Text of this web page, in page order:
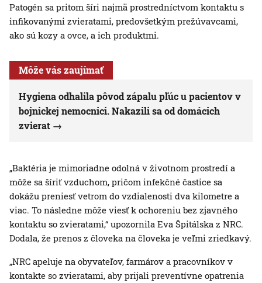
Patogén sa pritom šíri najmä prostredníctvom kontaktu s
infikovanými zvieratami, predovšetkým prežúvavcami,
ako sú kozy a ovce, a ich produktmi.
Môže vás zaujímať
Hygiena odhalila pôvod zápalu pľúc u pacientov v
bojnickej nemocnici. Nakazili sa od domácich
zvierat
„Baktéria je mimoriadne odolná v životnom prostredí a
môže sa šíriť vzduchom, pričom infekčné častice sa
dokážu preniesť vetrom do vzdialenosti dva kilometre a
viac. To následne môže viesť k ochoreniu bez zjavného
kontaktu so zvieratami,“ upozornila Eva Špitálska z NRC.
Dodala, že prenos z človeka na človeka je veľmi zriedkavý.
„NRC apeluje na obyvateľov, farmárov a pracovníkov v
kontakte so zvieratami, aby prijali preventívne opatrenia